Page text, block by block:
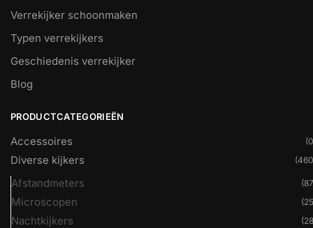
Verrekijker schoonmaken
Typen verrekijkers
Geschiedenis verrekijker
Blog
PRODUCTCATEGORIEËN
Accessoires
Diverse kijkers
Afstandmeters
Microscopen
Nachtkijkers